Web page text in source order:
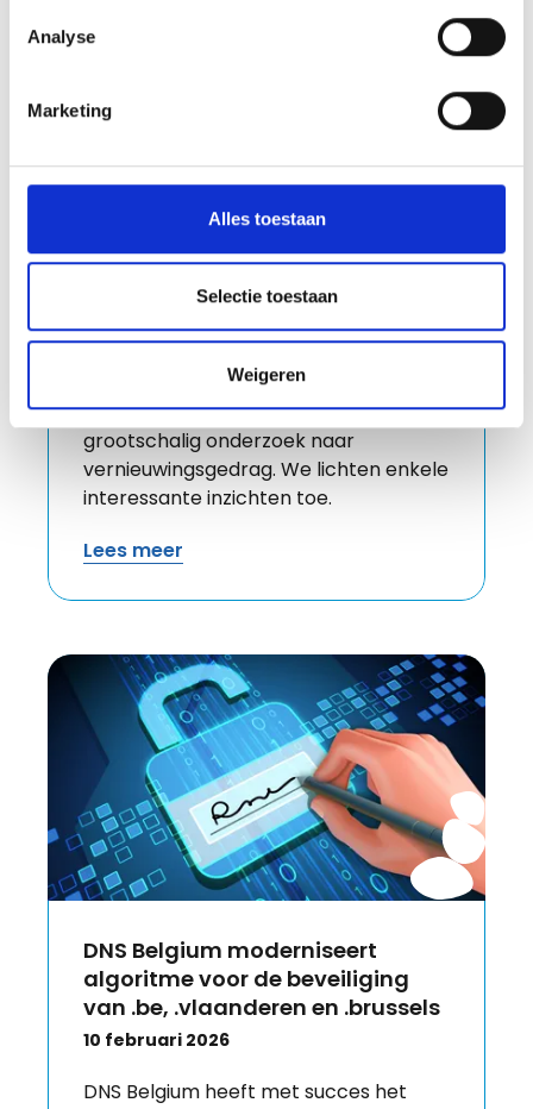
Analyse
Marketing
Alles toestaan
Selectie toestaan
Weigeren
Europees onderzoek naar
vernieuwingsgedrag
23 maart 2026
Samen met negen andere Europese
ccTLD registries, deden we een
grootschalig onderzoek naar
vernieuwingsgedrag. We lichten enkele
interessante inzichten toe.
Lees meer
DNS Belgium moderniseert
algoritme voor de beveiliging
van .be, .vlaanderen en .brussels
10 februari 2026
DNS Belgium heeft met succes het